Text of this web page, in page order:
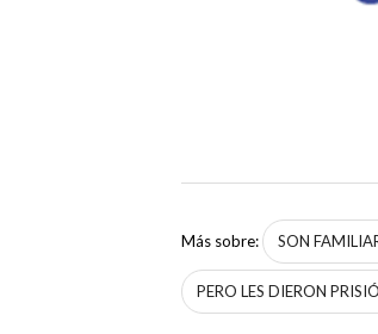
Más sobre: SON
PERO LES DIERON